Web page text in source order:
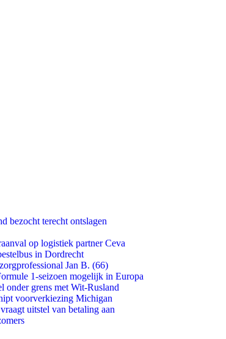
bezocht terecht ontslagen
op logistiek partner Ceva
in Dordrecht
Jan B. (66)
1-seizoen mogelijk in Europa
grens met Wit-Rusland
voorverkiezing Michigan
uitstel van betaling aan